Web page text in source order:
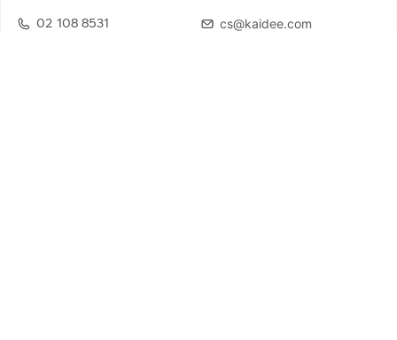
02 108 8531
cs@kaidee.com